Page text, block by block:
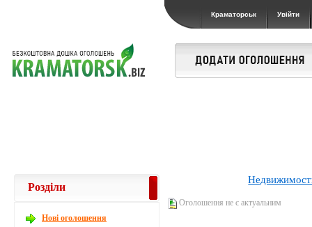
Краматорськ Увійти
Оголошення не є актуальним
Розділи
Новi оголошення